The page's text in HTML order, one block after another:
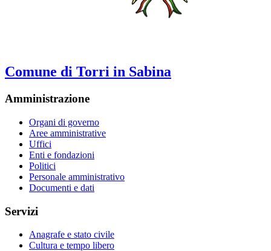
Comune di Torri in Sabina
Amministrazione
Organi di governo
Aree amministrative
Uffici
Enti e fondazioni
Politici
Personale amministrativo
Documenti e dati
Servizi
Anagrafe e stato civile
Cultura e tempo libero